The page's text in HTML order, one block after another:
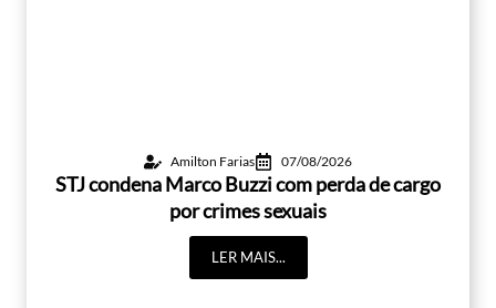
Amilton Farias 07/08/2026
STJ condena Marco Buzzi com perda de cargo
por crimes sexuais
LER MAIS...